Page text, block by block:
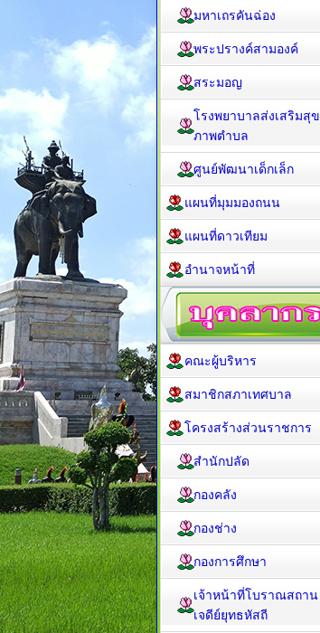
มหาเถรคันฉ่อง
พระปรางค์สามองค์
สระมอญ
โรงพยาบาลส่งเสริมสุข
ภาพตำบล
ศูนย์พัฒนาเด็กเล็ก
แผนที่มุมมองถนน
แผนที่ดาวเทียม
อำนาจหน้าที่
คณะผู้บริหาร
สมาชิกสภาเทศบาล
โครงสร้างส่วนราชการ
สำนักปลัด
กองคลัง
กองช่าง
กองการศึกษา
เจ้าหน้าที่โบราณสถาน
เจดีย์ยุทธหัสถี